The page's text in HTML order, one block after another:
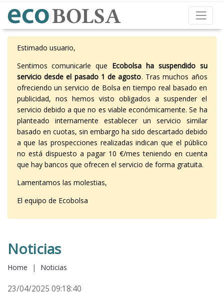
Estimado usuario,
Sentimos comunicarle que Ecobolsa ha suspendido su
servicio desde el pasado 1 de agosto. Tras muchos años
ofreciendo un servicio de Bolsa en tiempo real basado en
publicidad, nos hemos visto obligados a suspender el
servicio debido a que no es viable económicamente. Se ha
planteado internamente establecer un servicio similar
basado en cuotas, sin embargo ha sido descartado debido
a que las prospecciones realizadas indican que el público
no está dispuesto a pagar 10 €/mes teniendo en cuenta
que hay bancos que ofrecen el servicio de forma gratuita.
Lamentamos las molestias,
El equipo de Ecobolsa
Noticias
Home | Noticias
23/04/2025 09:18:40